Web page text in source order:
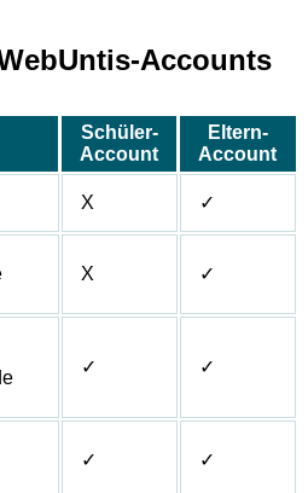
Accounts
Schüler-
Account
Eltern-
Account
X ✓
X ✓
✓ ✓
✓ ✓